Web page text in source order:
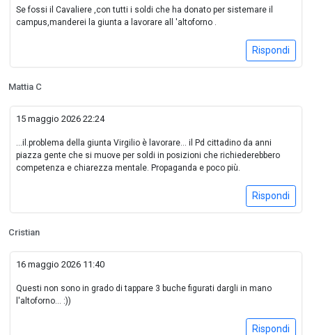
Se fossi il Cavaliere ,con tutti i soldi che ha donato per sistemare il
campus,manderei la giunta a lavorare all 'altoforno .
Rispondi
Mattia C
15 maggio 2026 22:24
...il.problema della giunta Virgilio è lavorare... il Pd cittadino da anni
piazza gente che si muove per soldi in posizioni che richiederebbero
competenza e chiarezza mentale. Propaganda e poco più.
Rispondi
Cristian
16 maggio 2026 11:40
Questi non sono in grado di tappare 3 buche figurati dargli in mano
l'altoforno... :))
Rispondi